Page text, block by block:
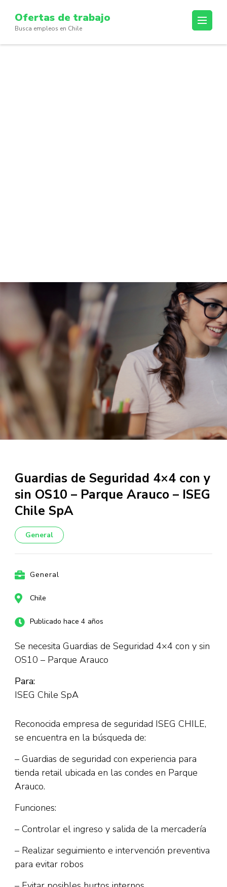
content
(Press
Ofertas de trabajo
Busca empleos en Chile
Guardias de Seguridad 4×4 con y
sin OS10 – Parque Arauco – ISEG
Chile SpA
General
General
Chile
Publicado hace 4 años
Se necesita Guardias de Seguridad 4×4 con y sin
OS10 – Parque Arauco
Para:
ISEG Chile SpA
Reconocida empresa de seguridad ISEG CHILE,
se encuentra en la búsqueda de:
– Guardias de seguridad con experiencia para
tienda retail ubicada en las condes en Parque
Arauco.
Funciones:
– Controlar el ingreso y salida de la mercadería
– Realizar seguimiento e intervención preventiva
para evitar robos